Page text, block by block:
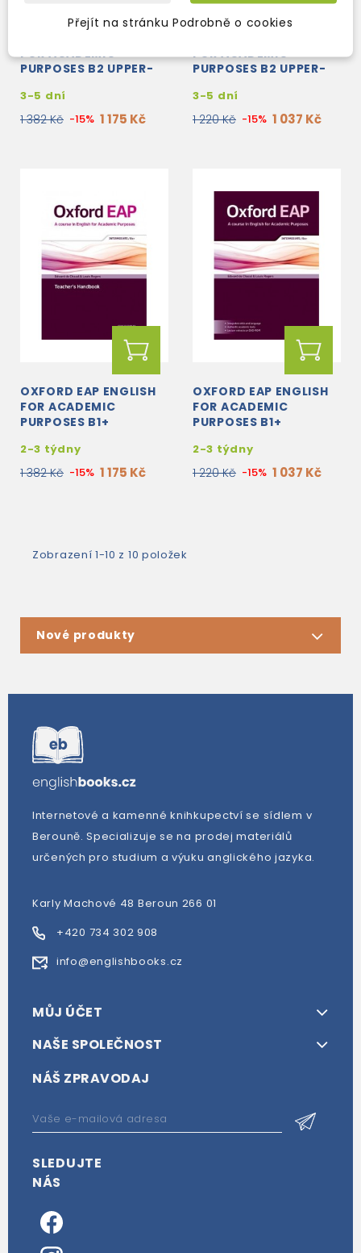
FOR ACADEMIC
PURPOSES B2 UPPER-
TEACHER'S HANDBOOK
+ DVD-ROM
3-5 dní
1 382 Kč -15% 1 175 Kč
FOR ACADEMIC
PURPOSES B2 UPPER-
STUDENT'S BOOK +
DVD-ROM
3-5 dní
1 220 Kč -15% 1 037 Kč
OXFORD EAP ENGLISH
FOR ACADEMIC
PURPOSES B1+
TEACHER'S HANDBOOK
+ DVD-ROM
2-3 týdny
1 382 Kč -15% 1 175 Kč
OXFORD EAP ENGLISH
FOR ACADEMIC
PURPOSES B1+
STUDENT'S BOOK +
DVD-ROM
2-3 týdny
1 220 Kč -15% 1 037 Kč
Zobrazení 1-10 z 10 položek
Nové produkty
Internetové a kamenné knihkupectví se sídlem v
Berouně. Specializuje se na prodej materiálů
určených pro studium a výuku anglického jazyka.
Karly Machové 48 Beroun 266 01
+420 734 302 908
info@englishbooks.cz
MŮJ ÚČET
NAŠE SPOLEČNOST
NÁŠ ZPRAVODAJ
SLEDUJTE
NÁS
Přejít na stránku Podrobně o cookies